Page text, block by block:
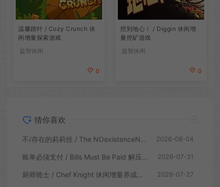
温馨踏叶 / Cozy Crunch 休
闲增量探索游戏
益智休闲
0
挖到地心！ / Diggin 休闲增
量挖矿游戏
益智休闲
0
猜你喜欢
不/存在的莉莉丝 / The NOexistenceN of Lilith 动态形象桌面互动游戏 2026-08-04
账单必须支付 / Bills Must Be Paid 解压增量肉鸽休闲游戏 2026-07-31
厨师骑士 / Chef Knight 休闲增量养成游戏 2026-07-27